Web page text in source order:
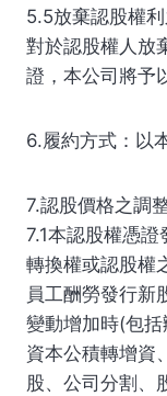
5.5放棄認股權
對於認股權人放
證，本公司將予
6.履約方式：以
7.認股價格之調
7.1本認股權憑
轉換權或認股權
員工酬勞發行新
變動增加時(包括
資本公積轉增資
股、公司分割、